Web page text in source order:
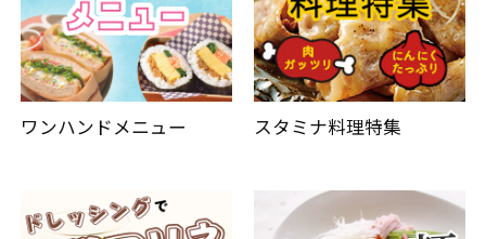
ワンハンドメニュー スタミナ料理特集